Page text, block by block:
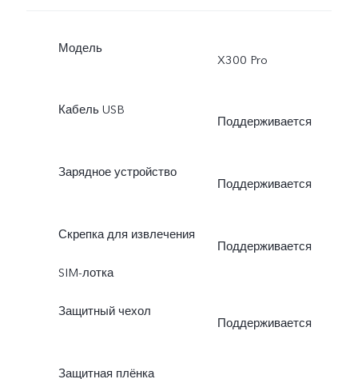
Модель
X300 Pro
Кабель USB
Поддерживается
Зарядное устройство
Поддерживается
Скрепка для извлечения
SIM-лотка
Поддерживается
Защитный чехол
Поддерживается
Защитная плёнка